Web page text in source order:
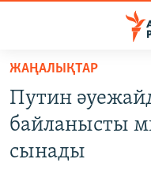
Skip
main
content
САЯСАТ
ЖАҢАЛЫҚТАР
Путин
байланысты
сынады